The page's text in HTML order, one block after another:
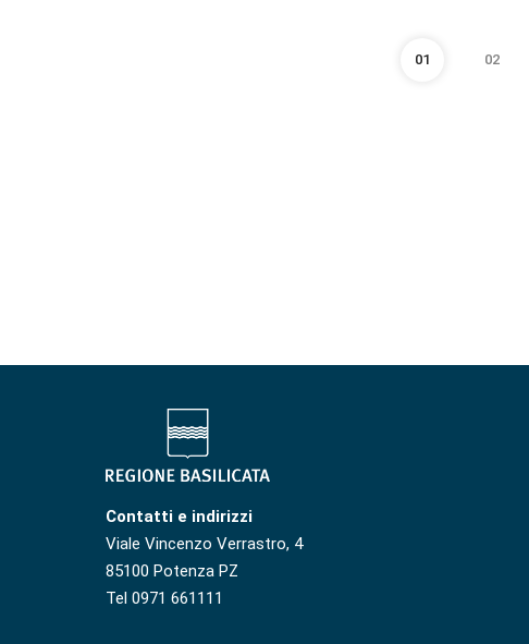
01 02
Contatti e indirizzi
Viale Vincenzo Verrastro, 4
85100 Potenza PZ
Tel 0971 661111